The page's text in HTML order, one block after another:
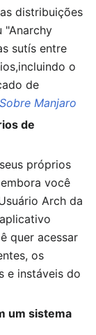
distribuições
"Anarchy
sutís entre
o
de
Sobre Manjaro
de
próprios
você
Arch da
quer acessar
os
e instáveis do
um sistema